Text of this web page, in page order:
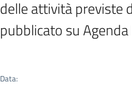
delle attività previste
pubblicato su
Data: